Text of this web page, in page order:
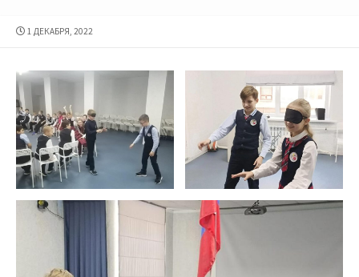
ДАТА
1 ДЕКАБРЯ, 2022